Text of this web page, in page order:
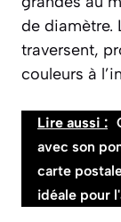
de diamètre.
traversent,
couleurs à
Lire aussi :
avec son
carte
idéale pour